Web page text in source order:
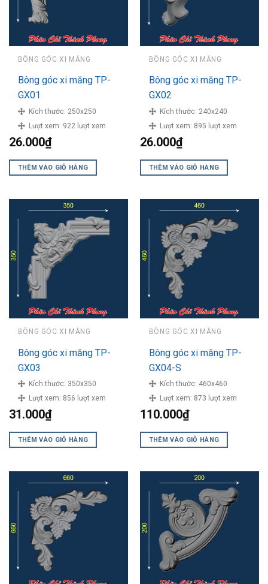
BÔNG GÓC XI MĂNG
Bông góc xi măng TP-
GX01
Kích thước: 250x250
Lượt xem: 922 lượt xem
26.000₫
THÊM VÀO GIỎ HÀNG
BÔNG GÓC XI MĂNG
Bông góc xi măng TP-
GX02
Kích thước: 240x240
Lượt xem: 895 lượt xem
26.000₫
THÊM VÀO GIỎ HÀNG
BÔNG GÓC XI MĂNG
Bông góc xi măng TP-
GX03
Kích thước: 350x350
Lượt xem: 856 lượt xem
31.000₫
THÊM VÀO GIỎ HÀNG
BÔNG GÓC XI MĂNG
Bông góc xi măng TP-
GX04-S
Kích thước: 460x460
Lượt xem: 873 lượt xem
110.000₫
THÊM VÀO GIỎ HÀNG